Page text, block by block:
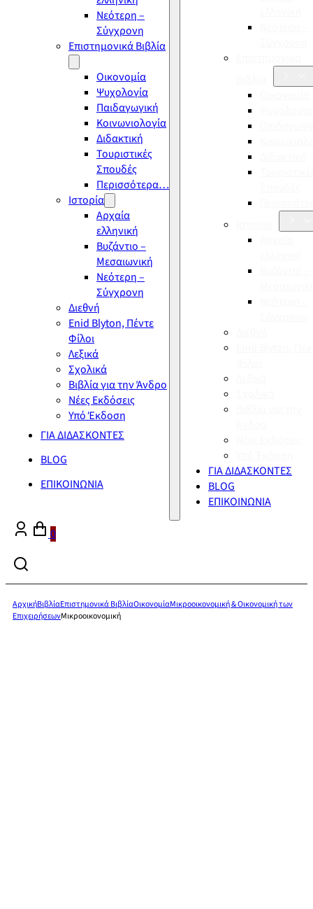
Νεότερη –
Σύγχρονη
Επιστημονικά Βιβλία
Οικονομία
Ψυχολογία
Παιδαγωγική
Κοινωνιολογία
Διδακτική
Τουριστικές
Σπουδές
Περισσότερα…
Ιστορία
Αρχαία
ελληνική
Βυζάντιο –
Μεσαιωνική
Νεότερη –
Σύγχρονη
Διεθνή
Enid Blyton, Πέντε
Φίλοι
Λεξικά
Σχολικά
Βιβλία για την Άνδρο
Νέες Εκδόσεις
Υπό Έκδοση
ΓΙΑ ΔΙΔΑΣΚΟΝΤΕΣ
BLOG
ΕΠΙΚΟΙΝΩΝΙΑ
ΓΙΑ ΔΙΔΑΣΚΟΝΤΕΣ
BLOG
ΕΠΙΚΟΙΝΩΝΙΑ
0
ΑρχικήΒιβλίαΕπιστημονικά ΒιβλίαΟικονομίαΜικροοικονομική & Οικονομική των
ΕπιχειρήσεωνΜικροοικονομική